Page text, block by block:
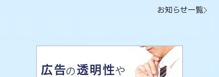
お知らせ一覧